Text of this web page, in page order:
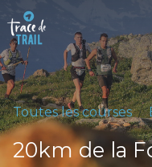
Toutes les courses
20km de la